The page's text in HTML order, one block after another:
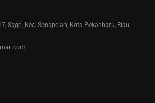
Sago, Kec. Senapelan, Kota Pekanbaru, Riau